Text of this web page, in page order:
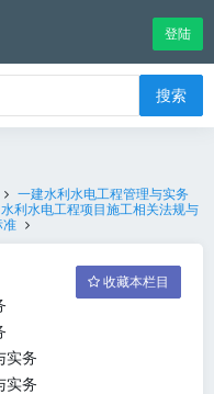
登陆
搜索
一建水利水电工程管理与实务
利水电工程项目施工相关法规与
准
收藏本栏目
实务
实务